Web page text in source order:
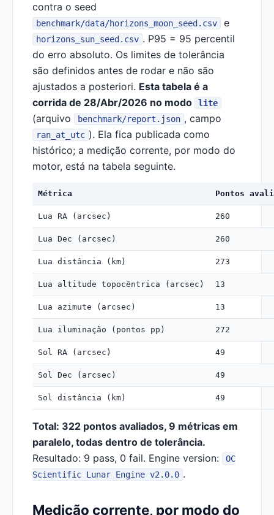
contra o seed
benchmark/data/horizons_moon_seed.csv e
horizons_sun_seed.csv . P95 = 95 percentil
do erro absoluto. Os limites de tolerância
são definidos antes de rodar e não são
ajustados a posteriori. Esta tabela é a
corrida de 28/Abr/2026 no modo
lite
(arquivo benchmark/report.json , campo
ran_at_utc ). Ela fica publicada como
histórico; a medição corrente, por modo do
motor, está na tabela seguinte.
Métrica Pontos
Lua RA (arcsec) 260
Lua Dec (arcsec) 260
Lua distância (km) 273
Lua altitude topocêntrica (arcsec) 13
Lua azimute (arcsec) 13
Lua iluminação (pontos pp) 272
Sol RA (arcsec) 49
Sol Dec (arcsec) 49
Sol distância (km) 49
Total: 322 pontos avaliados, 9 métricas em
paralelo, todas dentro de tolerância.
Resultado: 9 pass, 0 fail. Engine version:
OC
Scientific Lunar Engine v2.0.0 .
Medição corrente, por modo do